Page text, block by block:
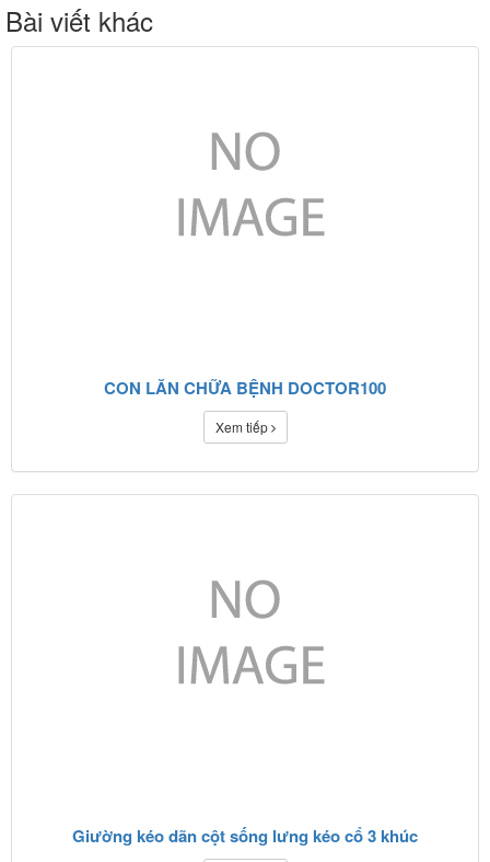
Bài viết khác
CON LĂN CHỮA BỆNH DOCTOR100
Xem tiếp
Giường kéo dãn cột sống lưng kéo cổ 3 khúc